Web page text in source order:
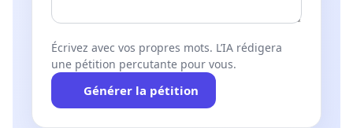
Écrivez avec vos propres mots. L’IA rédigera
une pétition percutante pour vous.
Générer la pétition